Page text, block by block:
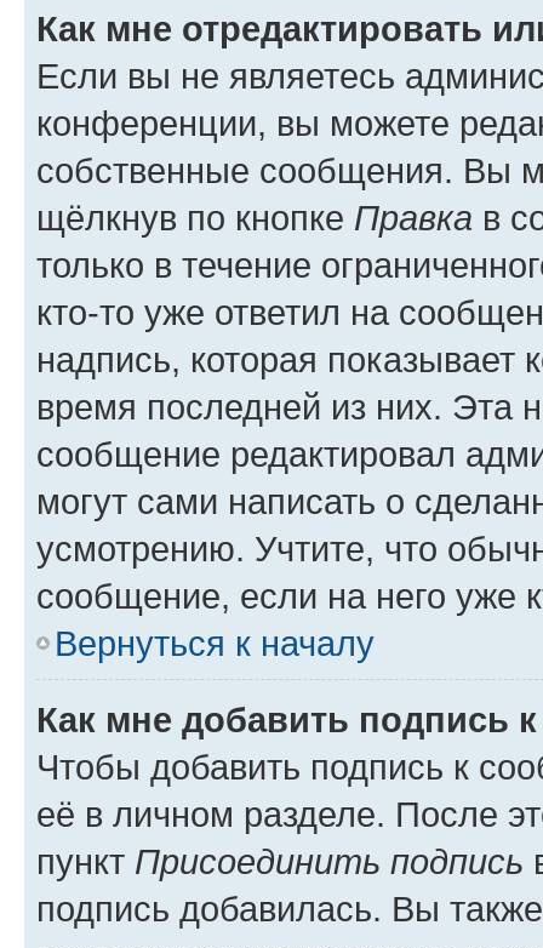
Как мне отредактировать
Если вы не являетесь
конференции, вы можете
собственные сообщения. Вы
щёлкнув по кнопке Правка в
только в течение
кто-то уже ответил на
надпись, которая показывает
время последней из них. Эта
сообщение редактировал
могут сами написать о
усмотрению. Учтите, что
сообщение, если на него уже
Вернуться к началу
Как мне добавить подпись
Чтобы добавить подпись к
её в личном разделе. После
пункт Присоединить подпись
подпись добавилась. Вы